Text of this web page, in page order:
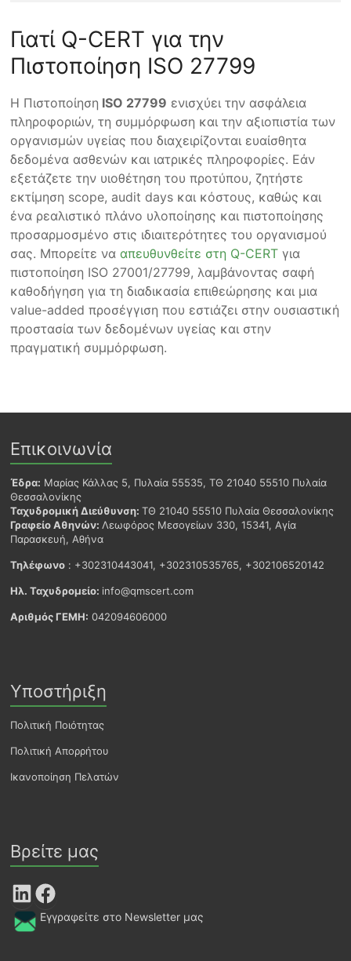
Γιατί Q-CERT για την
Πιστοποίηση ISO 27799
Η Πιστοποίηση ISO 27799 ενισχύει την ασφάλεια
πληροφοριών, τη συμμόρφωση και την αξιοπιστία των
οργανισμών υγείας που διαχειρίζονται ευαίσθητα
δεδομένα ασθενών και ιατρικές πληροφορίες. Εάν
εξετάζετε την υιοθέτηση του προτύπου, ζητήστε
εκτίμηση scope, audit days και κόστους, καθώς και
ένα ρεαλιστικό πλάνο υλοποίησης και πιστοποίησης
προσαρμοσμένο στις ιδιαιτερότητες του οργανισμού
σας. Μπορείτε νααπευθυνθείτε στη Q-CERT για
πιστοποίηση ISO 27001/27799, λαμβάνοντας σαφή
καθοδήγηση για τη διαδικασία επιθεώρησης και μια
value-added προσέγγιση που εστιάζει στην ουσιαστική
προστασία των δεδομένων υγείας και στην
πραγματική συμμόρφωση.
Επικοινωνία
Έδρα: Μαρίας Κάλλας 5, Πυλαία 55535, ΤΘ 21040 55510 Πυλαία
Θεσσαλονίκης
Ταχυδρομική Διεύθυνση:ΤΘ 21040 55510 Πυλαία Θεσσαλονίκης
Γραφείο Αθηνών: Λεωφόρος Μεσογείων 330, 15341, Αγία
Παρασκευή, Αθήνα
Τηλέφωνο : +302310443041, +302310535765, +302106520142
Ηλ. Ταχυδρομείο: info@qmscert.com
Αριθμός ΓΕΜΗ: 042094606000
Υποστήριξη
Πολιτική Ποιότητας
Πολιτική Απορρήτου
Ικανοποίηση Πελατών
Βρείτε μας
LinkedIn Facebook
Εγγραφείτε στο Newsletter μας